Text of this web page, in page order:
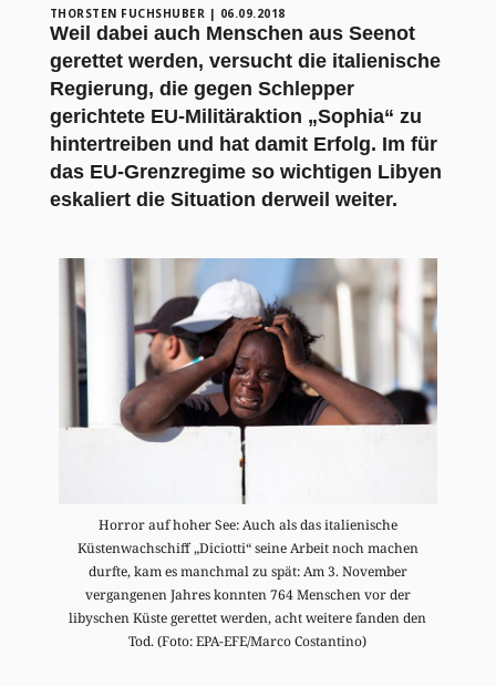
THORSTEN FUCHSHUBER | 06.09.2018
Weil dabei auch Menschen aus Seenot
gerettet werden, versucht die italienische
Regierung, die gegen Schlepper
gerichtete EU-Militäraktion „Sophia“ zu
hintertreiben und hat damit Erfolg. Im für
das EU-Grenzregime so wichtigen Libyen
eskaliert die Situation derweil weiter.
Horror auf hoher See: Auch als das italienische
Küstenwachschiff „Diciotti“ seine Arbeit noch machen
durfte, kam es manchmal zu spät: Am 3. November
vergangenen Jahres konnten 764 Menschen vor der
libyschen Küste gerettet werden, acht weitere fanden den
Tod. (Foto: EPA-EFE/Marco Costantino)